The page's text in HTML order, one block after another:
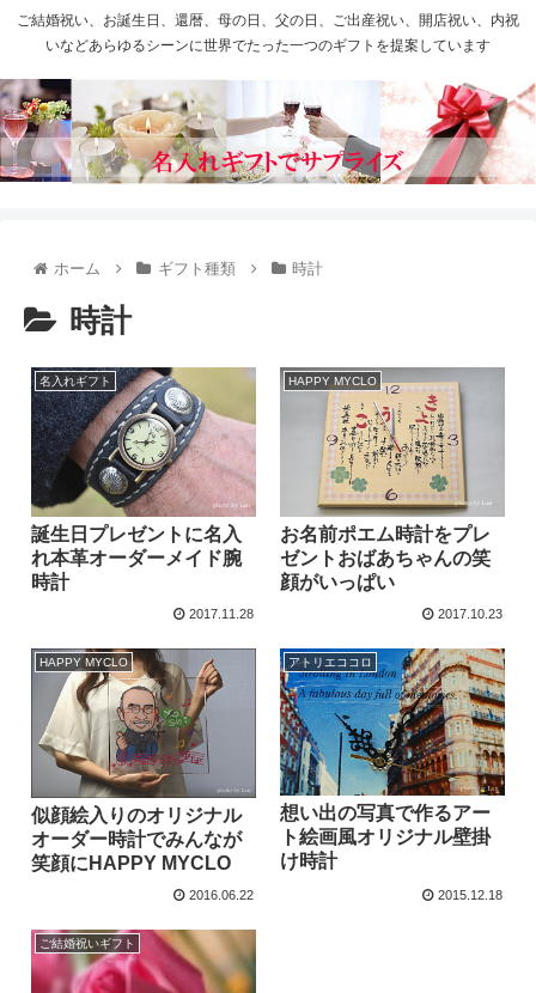
ご結婚祝い、お誕生日、還暦、母の日、父の日、ご出産祝い、開店祝い、内祝
いなどあらゆるシーンに世界でたった一つのギフトを提案しています
ホーム ギフト種類 時計
時計
名入れギフト
誕生日プレゼントに名入
れ本革オーダーメイド腕
時計
2017.11.28
HAPPY MYCLO
お名前ポエム時計をプレ
ゼントおばあちゃんの笑
顔がいっぱい
2017.10.23
HAPPY MYCLO
似顔絵入りのオリジナル
オーダー時計でみんなが
笑顔にHAPPY MYCLO
2016.06.22
アトリエココロ
想い出の写真で作るアー
ト絵画風オリジナル壁掛
け時計
2015.12.18
ご結婚祝いギフト